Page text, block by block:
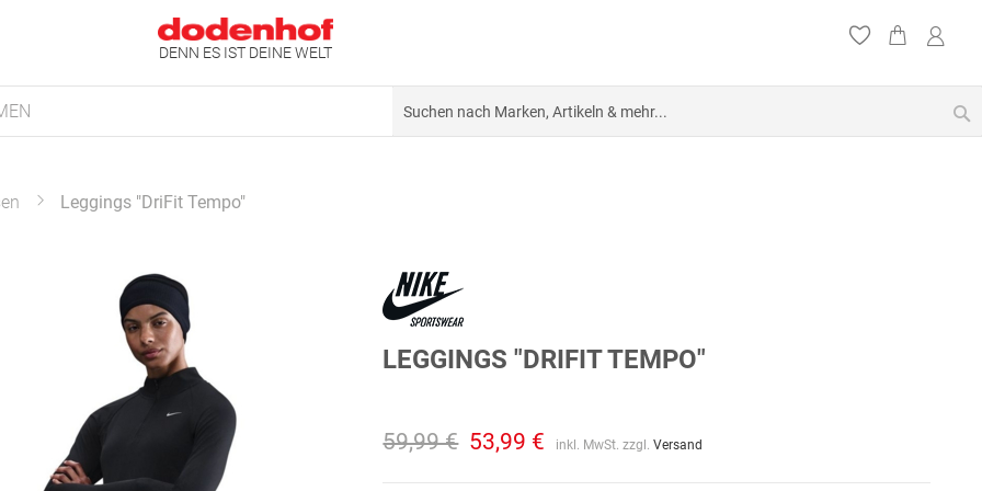
DENN ES IST DEINE WELT
Leggings "DriFit Tempo"
LEGGINGS "DRIFIT TEMPO"
59,99 € 53,99 € inkl. MwSt. zzgl.Versand